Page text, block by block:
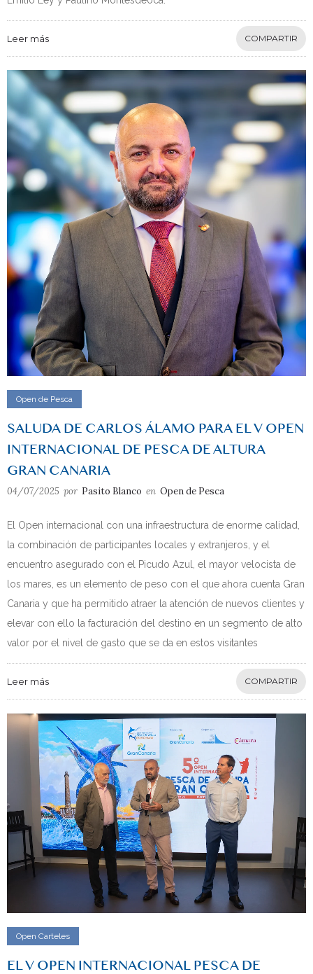
Leer más COMPARTIR
Open de Pesca
SALUDA DE CARLOS ÁLAMO PARA EL V OPEN
INTERNACIONAL DE PESCA DE ALTURA
GRAN CANARIA
04/07/2025 por Pasito Blanco en Open de Pesca
El Open internacional con una infraestructura de enorme calidad,
la combinación de participantes locales y extranjeros, y el
encuentro asegurado con el Picudo Azul, el mayor velocista de
los mares, es un elemento de peso con el que ahora cuenta Gran
Canaria y que ha permitido atraer la atención de nuevos clientes y
elevar con ello la facturación del destino en un segmento de alto
valor por el nivel de gasto que se da en estos visitantes
Leer más COMPARTIR
Open Carteles
EL V OPEN INTERNACIONAL PESCA DE